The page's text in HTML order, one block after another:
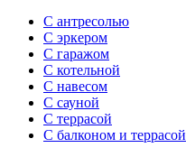
С антресолью
С эркером
С гаражом
С котельной
С навесом
С сауной
С террасой
С балконом и террасой